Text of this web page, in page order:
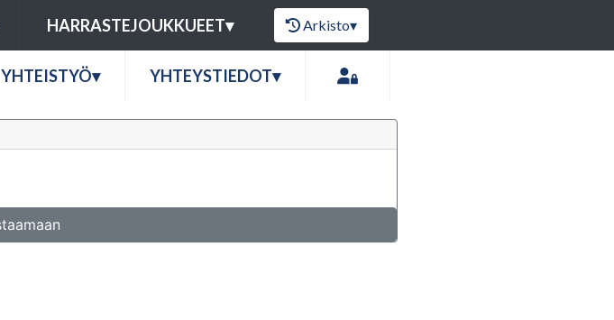
HARRASTEJOUKKUEET▾ Arkisto▾
YHTEISTYÖ▾ YHTEYSTIEDOT▾